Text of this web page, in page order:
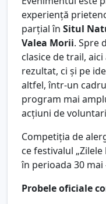
experiență
parțial în Situl
Valea Morii. Spre
clasice de trail,
rezultat, ci și pe
altfel, într-un
program mai
acțiuni de
Competiția de
ce festivalul
în perioada 30 mai
Probele oficiale